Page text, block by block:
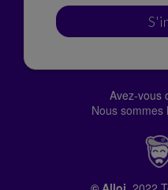
Avez-vous
Nous sommes